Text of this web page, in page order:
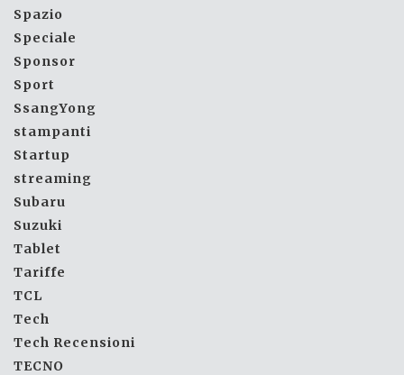
Spazio
Speciale
Sponsor
Sport
SsangYong
stampanti
Startup
streaming
Subaru
Suzuki
Tablet
Tariffe
TCL
Tech
Tech Recensioni
TECNO